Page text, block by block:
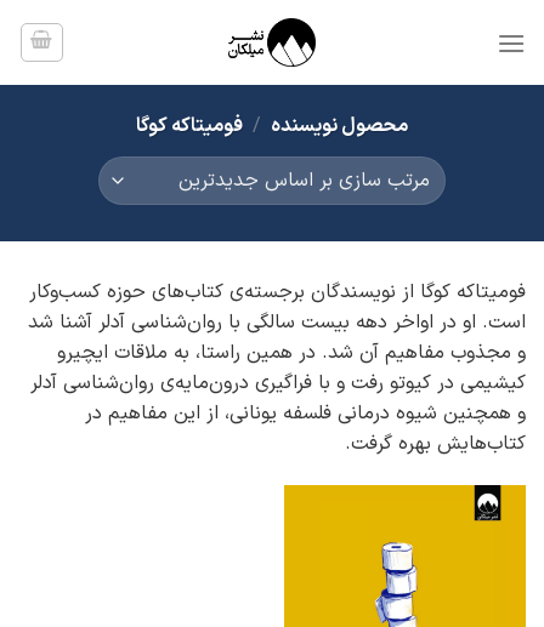
محصول نویسنده / فومیتاکه کوگا
فومیتاکه کوگا از نویسندگان برجسته‌ی کتاب‌های حوزه کسب‌وکار
است. او در اواخر دهه بیست سالگی با روان‌شناسی آدلر آشنا شد
و مجذوب مفاهیم آن شد. در همین راستا، به ملاقات ایچیرو
کیشیمی در کیوتو رفت و با فراگیری درون‌مایه‌ی روان‌شناسی آدلر
و همچنین شیوه درمانی فلسفه یونانی، از این مفاهیم در
کتاب‌هایش بهره گرفت.